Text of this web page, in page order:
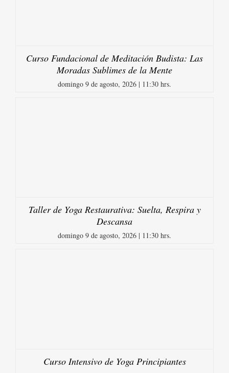
Curso Fundacional de Meditación Budista: Las
Moradas Sublimes de la Mente
domingo 9 de agosto, 2026 | 11:30 hrs.
Taller de Yoga Restaurativa: Suelta, Respira y
Descansa
domingo 9 de agosto, 2026 | 11:30 hrs.
Curso Intensivo de Yoga Principiantes